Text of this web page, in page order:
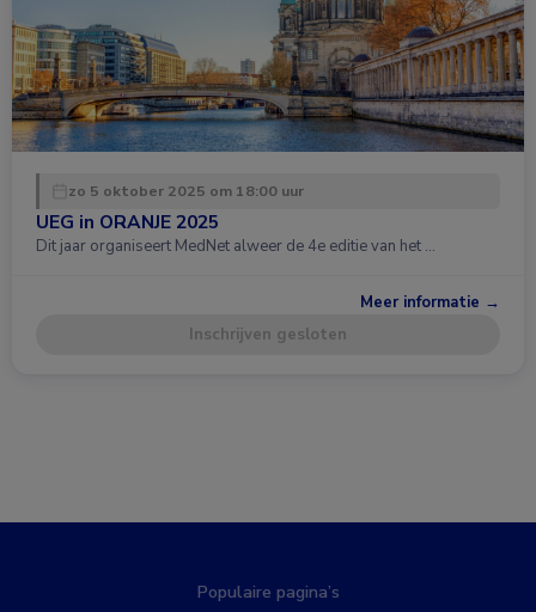
zo 5 oktober 2025 om 18:00 uur
UEG in ORANJE 2025
Dit jaar organiseert MedNet alweer de 4e editie van het …
Meer informatie →
Inschrijven gesloten
Populaire pagina’s